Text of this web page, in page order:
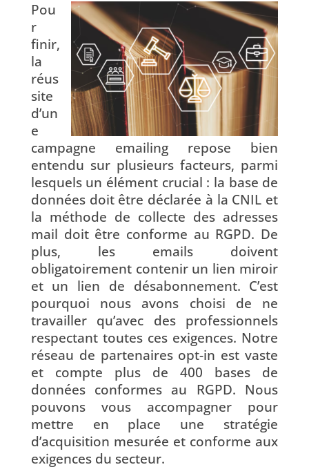
Pou
r
finir,
la
réus
site
d’un
e
campagne emailing repose bien
entendu sur plusieurs facteurs, parmi
lesquels un élément crucial : la base de
données doit être déclarée à la CNIL et
la méthode de collecte des adresses
mail doit être conforme au RGPD. De
plus, les emails doivent
obligatoirement contenir un lien miroir
et un lien de désabonnement. C’est
pourquoi nous avons choisi de ne
travailler qu’avec des professionnels
respectant toutes ces exigences. Notre
réseau de partenaires opt-in est vaste
et compte plus de 400 bases de
données conformes au RGPD. Nous
pouvons vous accompagner pour
mettre en place une stratégie
d’acquisition mesurée et conforme aux
exigences du secteur.